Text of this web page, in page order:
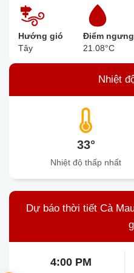
Hướng gió
Tây
Điểm ngưng
21.08°C
Nhiệt
33°
Nhiệt độ thấp nhất
Dự báo thời tiết Cà
4:00 PM